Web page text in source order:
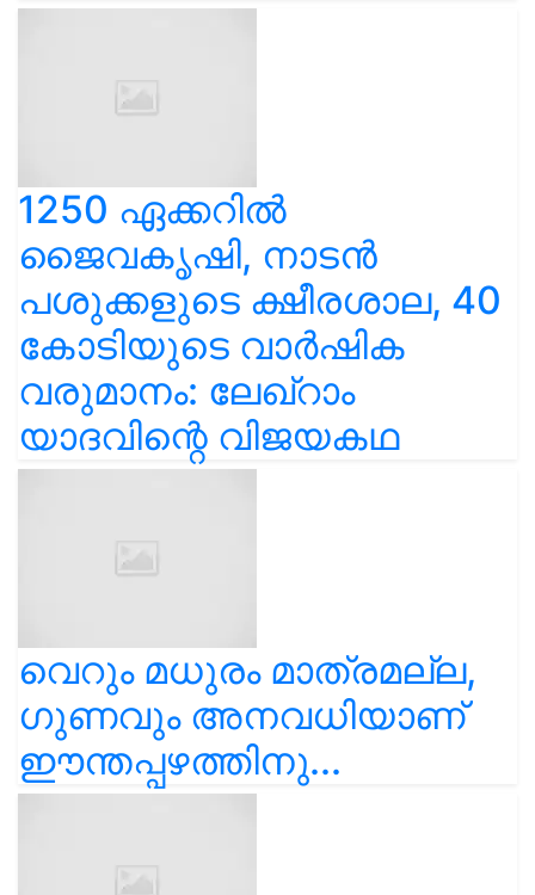
1250 ഏക്കറിൽ
ജൈവകൃഷി, നാടൻ
പശുക്കളുടെ ക്ഷീരശാല, 40
കോടിയുടെ വാർഷിക
വരുമാനം: ലേഖ്‌റാം
യാദവിന്റെ വിജയകഥ
വെറും മധുരം മാത്രമല്ല,
ഗുണവും അനവധിയാണ്
ഈന്തപ്പഴത്തിനു...